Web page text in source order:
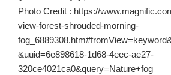
Photo Credit : https://
view-forest-shrouded-morning-
&uuid=6e898618-1d68-4eec-ae27-
320ce4021ca0&query=Nature+fog